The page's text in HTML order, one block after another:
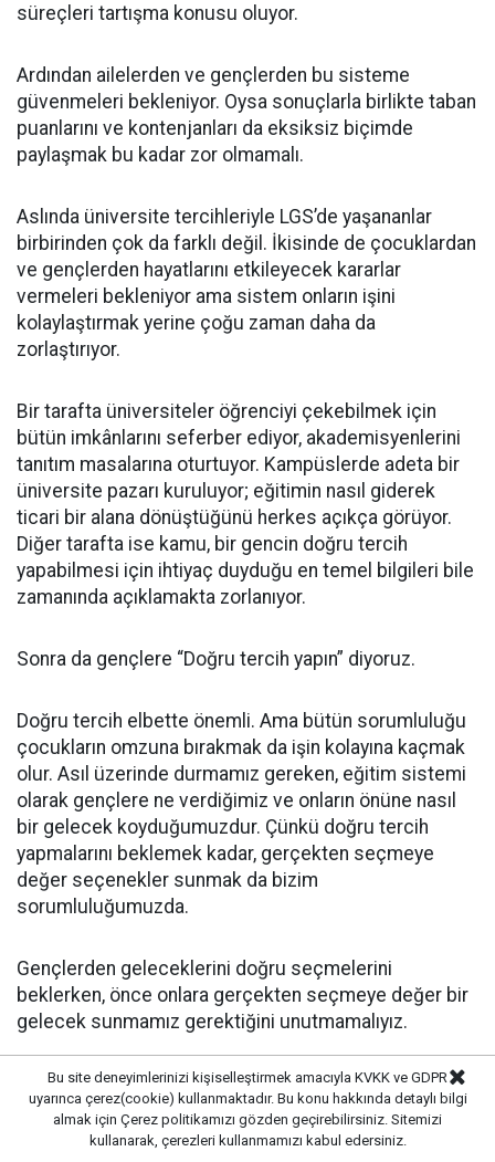
süreçleri tartışma konusu oluyor.
Ardından ailelerden ve gençlerden bu sisteme
güvenmeleri bekleniyor. Oysa sonuçlarla birlikte taban
puanlarını ve kontenjanları da eksiksiz biçimde
paylaşmak bu kadar zor olmamalı.
Aslında üniversite tercihleriyle LGS’de yaşananlar
birbirinden çok da farklı değil. İkisinde de çocuklardan
ve gençlerden hayatlarını etkileyecek kararlar
vermeleri bekleniyor ama sistem onların işini
kolaylaştırmak yerine çoğu zaman daha da
zorlaştırıyor.
Bir tarafta üniversiteler öğrenciyi çekebilmek için
bütün imkânlarını seferber ediyor, akademisyenlerini
tanıtım masalarına oturtuyor. Kampüslerde adeta bir
üniversite pazarı kuruluyor; eğitimin nasıl giderek
ticari bir alana dönüştüğünü herkes açıkça görüyor.
Diğer tarafta ise kamu, bir gencin doğru tercih
yapabilmesi için ihtiyaç duyduğu en temel bilgileri bile
zamanında açıklamakta zorlanıyor.
Sonra da gençlere “Doğru tercih yapın” diyoruz.
Doğru tercih elbette önemli. Ama bütün sorumluluğu
çocukların omzuna bırakmak da işin kolayına kaçmak
olur. Asıl üzerinde durmamız gereken, eğitim sistemi
olarak gençlere ne verdiğimiz ve onların önüne nasıl
bir gelecek koyduğumuzdur. Çünkü doğru tercih
yapmalarını beklemek kadar, gerçekten seçmeye
değer seçenekler sunmak da bizim
sorumluluğumuzda.
Gençlerden geleceklerini doğru seçmelerini
beklerken, önce onlara gerçekten seçmeye değer bir
gelecek sunmamız gerektiğini unutmamalıyız.
Önceki ve Sonraki Yazılar
Bu site deneyimlerinizi kişiselleştirmek amacıyla KVKK ve GDPR
uyarınca çerez(cookie) kullanmaktadır. Bu konu hakkında detaylı bilgi
almak için Çerez politikamızı gözden geçirebilirsiniz. Sitemizi
kullanarak, çerezleri kullanmamızı kabul edersiniz.